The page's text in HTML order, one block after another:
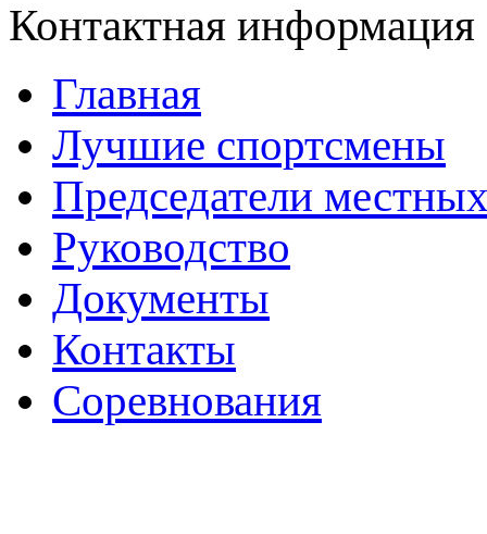
Контактная информация
Главная
Лучшие спортсмены
Председатели
Руководство
Документы
Контакты
Соревнования